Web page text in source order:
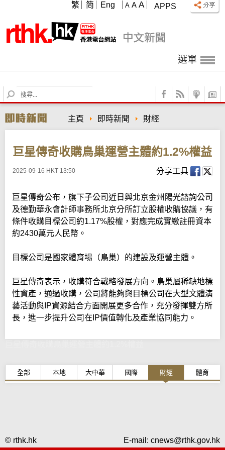
APPS
A A A
繁 简 Eng
選單
S
e
r
c
主頁 即時新聞 財經
巨星傳奇收購鳥巢運營主體約1.2%權益
2025-09-16 HKT 13:50 分享工具
巨星傳奇公布，旗下子公司近日與北京金州陽光諮詢公司
及德勤華永會計師事務所北京分所訂立股權收購協議，有
條件收購目標公司約1.17%股權，對應完成實繳註冊資本
約2430萬元人民幣。
目標公司是國家體育場（鳥巢）的建設及運營主體。
巨星傳奇表示，收購符合戰略發展方向。鳥巢屬稀缺地標
性資產，通過收購，公司將能夠與目標公司在大型文體演
藝活動與IP資源結合方面開展更多合作，充分發揮雙方所
長，進一步提升公司在IP價值轉化及產業協同能力。
全部 本地 大中華 國際 財經 體育
© rthk.hk E-mail: cnews@rthk.gov.hk